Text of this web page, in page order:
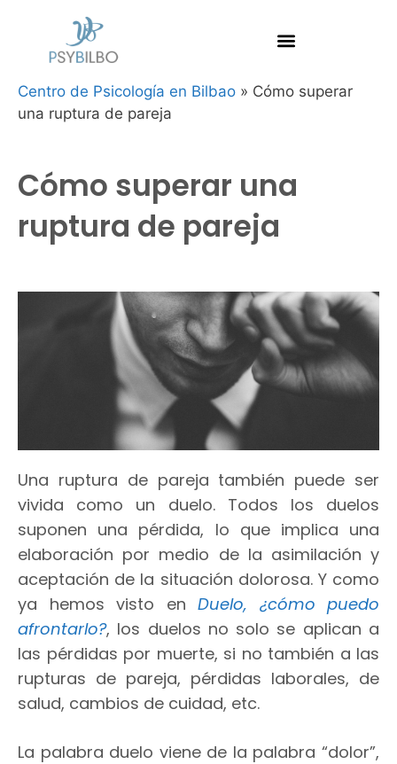
Centro de Psicología en Bilbao » Cómo superar
una ruptura de pareja
Cómo superar una
ruptura de pareja
Una ruptura de pareja también puede ser
vivida como un duelo. Todos los duelos
suponen una pérdida, lo que implica una
elaboración por medio de la asimilación y
aceptación de la situación dolorosa. Y como
ya hemos visto en Duelo, ¿cómo puedo
afrontarlo?, los duelos no solo se aplican a
las pérdidas por muerte, si no también a las
rupturas de pareja, pérdidas laborales, de
salud, cambios de cuidad, etc.
La palabra duelo viene de la palabra “dolor”,